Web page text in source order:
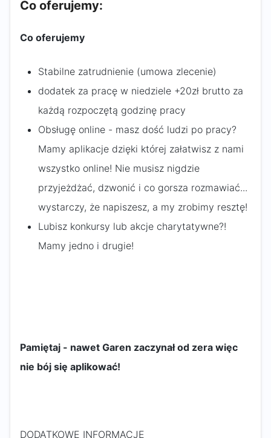
Co oferujemy:
Co oferujemy
Stabilne zatrudnienie (umowa zlecenie)
dodatek za pracę w niedziele +20zł brutto za
każdą rozpoczętą godzinę pracy
Obsługę online - masz dość ludzi po pracy?
Mamy aplikacje dzięki której załatwisz z nami
wszystko online! Nie musisz nigdzie
przyjeżdżać, dzwonić i co gorsza rozmawiać...
wystarczy, że napiszesz, a my zrobimy resztę!
Lubisz konkursy lub akcje charytatywne?!
Mamy jedno i drugie!
Pamiętaj - nawet Garen zaczynał od zera więc
nie bój się aplikować!
DODATKOWE INFORMACJE